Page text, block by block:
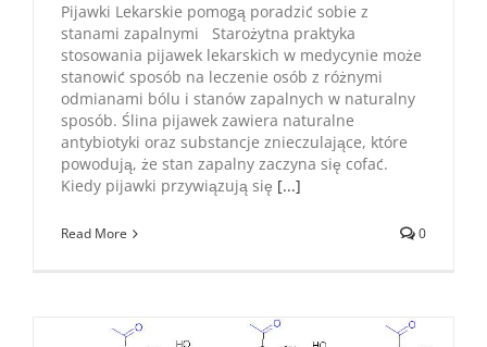
Pijawki Lekarskie pomogą poradzić sobie z
stanami zapalnymi Starożytna praktyka
stosowania pijawek lekarskich w medycynie może
stanowić sposób na leczenie osób z różnymi
odmianami bólu i stanów zapalnych w naturalny
sposób. Ślina pijawek zawiera naturalne
antybiotyki oraz substancje znieczulające, które
powodują, że stan zapalny zaczyna się cofać.
Kiedy pijawki przywiązują się [...]
Read More 0